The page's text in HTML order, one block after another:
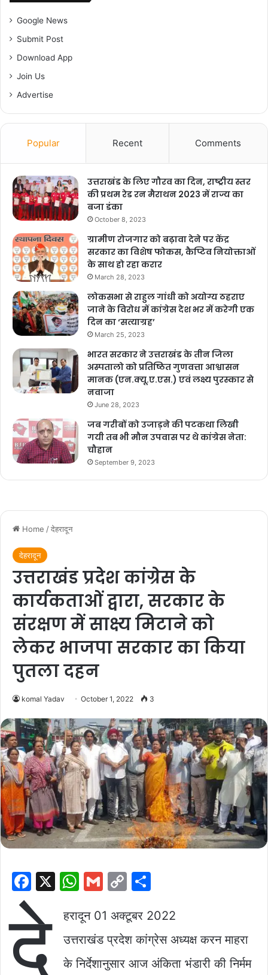
Google News
Submit Post
Download App
Join Us
Advertise
Popular Recent Comments
उत्तराखंड के लिए गौरव का दिन, राष्ट्रीय स्तर
की प्रथम रेड रन मैराथन 2023 में राज्य का
बजा डंका
October 8, 2023
ग्रामीण रोजगार को बढ़ावा देने पर केंद्र
सरकार का विशेष फोकस, कैप्टिव नियोक्ताओं
के साथ हो रहा करार
March 28, 2023
लोकसभा से राहुल गांधी को अयोग्य ठहराए
जाने के विरोध में कांग्रेस देश भर में करेगी एक
दिन का ‘सत्याग्रह’
March 25, 2023
भारत सरकार ने उत्तराखंड के तीन जिला
अस्पतालो को प्रतिष्ठित गुणवत्ता आश्वासन
मानक (एन.क्यू.ए.एस.) एवं लक्ष्य पुरस्कार से
नवाजा
June 28, 2023
जब गरीबों को उजाड़ने की पटकथा लिखी
गयी तब भी मौन उपवास पर थे कांग्रेस नेता:
चौहान
September 9, 2023